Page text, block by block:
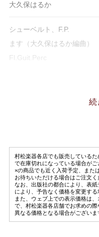
大久保はるか
シューベルト、F.P.
ます（大久保はるか編曲）
Fl.Guit.Perc
バッハ、J.S.
Ｇ線上のアリア（大久保は
Fl.Guit.Perc
大久保はるか
続
村松楽器各店でも販売している
で在庫切れになっている場合がご
×の商品でも近く入荷予定、また
お待ちいただける場合はご注文く
なお、出版社の都合により、表
により、予告なく価格を変更する
また、ウェブ上での表示価格は
で、村松楽器各店舗でお求めの
異なる価格となる場合がございま